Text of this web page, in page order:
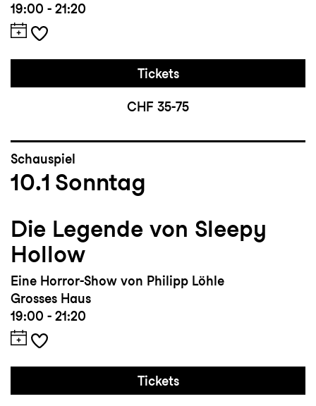
19:00 - 21:20
Tickets
CHF 35-75
Schauspiel
10.1 Sonntag
Die Legende von Sleepy
Hollow
Eine Horror-Show von Philipp Löhle
Grosses Haus
19:00 - 21:20
Tickets